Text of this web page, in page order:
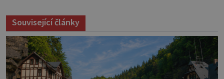
Související články